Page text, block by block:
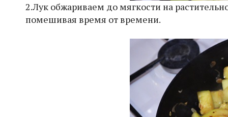
2.Лук обжариваем до мягкости на
помешивая время от времени.